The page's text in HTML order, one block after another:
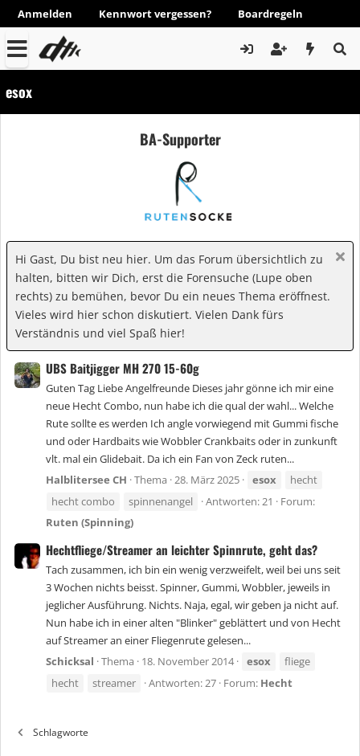
Anmelden Kennwort vergessen? Boardregeln
esox
BA-Supporter
Hi Gast, Du bist neu hier. Um das Forum übersichtlich zu
halten, bitten wir Dich, erst die Forensuche (Lupe oben
rechts) zu bemühen, bevor Du ein neues Thema eröffnest.
Vieles wird hier schon diskutiert. Vielen Dank fürs
Verständnis und viel Spaß hier!
UBS Baitjigger MH 270 15-60g
Guten Tag Liebe Angelfreunde Dieses jahr gönne ich mir eine
neue Hecht Combo, nun habe ich die qual der wahl... Welche
Rute sollte es werden Ich angle vorwiegend mit Gummi fische
und oder Hardbaits wie Wobbler Crankbaits oder in zunkunft
vlt. mal ein Glidebait. Da ich ein Fan von Zeck ruten...
Halblitersee CH Thema 28. März 2025 esox
hecht
hecht combo
spinnenangel Antworten: 21
Forum:
Ruten (Spinning)
Hechtfliege/Streamer an leichter Spinnrute, geht das?
Tach zusammen, ich bin ein wenig verzweifelt, weil bei uns seit
3 Wochen nichts beisst. Spinner, Gummi, Wobbler, jeweils in
jeglicher Ausführung. Nichts. Naja, egal, wir geben ja nicht auf.
Nun habe ich in einer alten "Blinker" geblättert und von Hecht
auf Streamer an einer Fliegenrute gelesen...
Schicksal Thema 18. November 2014 esox
fliege
hecht
streamer Antworten: 27 Forum: Hecht
Schlagworte